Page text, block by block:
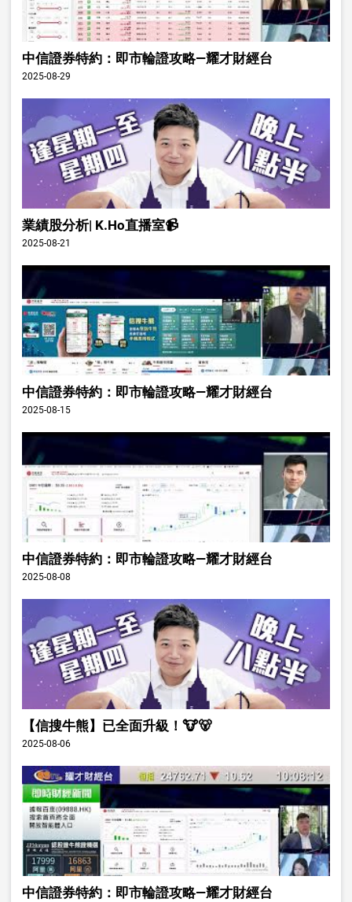
中信證券特約：即市輪證攻略—耀才財經台
2025-08-29
業績股分析| K.Ho直播室📹
2025-08-21
中信證券特約：即市輪證攻略—耀才財經台
2025-08-15
中信證券特約：即市輪證攻略—耀才財經台
2025-08-08
【信搜牛熊】已全面升級！🐮🐻
2025-08-06
中信證券特約：即市輪證攻略—耀才財經台